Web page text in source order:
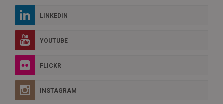
LINKEDIN
YOUTUBE
FLICKR
INSTAGRAM